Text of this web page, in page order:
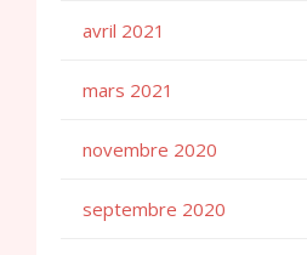
avril 2021
mars 2021
novembre 2020
septembre 2020